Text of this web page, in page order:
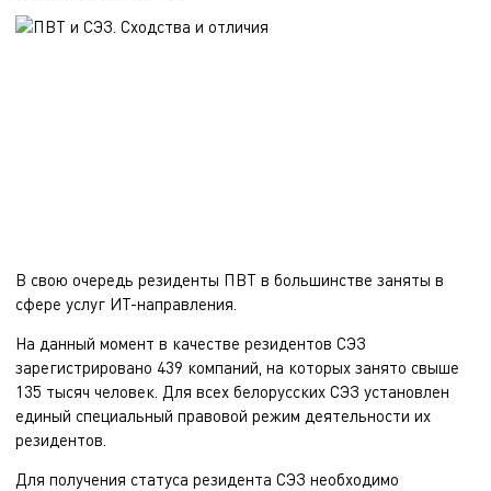
В свою очередь резиденты ПВТ в большинстве заняты в
сфере услуг ИТ-направления.
На данный момент в качестве резидентов СЭЗ
зарегистрировано 439 компаний, на которых занято свыше
135 тысяч человек. Для всех белорусских СЭЗ установлен
единый специальный правовой режим деятельности их
резидентов.
Для получения статуса резидента СЭЗ необходимо